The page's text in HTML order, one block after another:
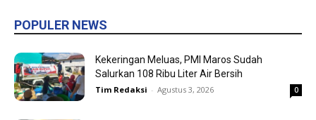
POPULER NEWS
Kekeringan Meluas, PMI Maros Sudah
Salurkan 108 Ribu Liter Air Bersih
Tim Redaksi - Agustus 3, 2026 0